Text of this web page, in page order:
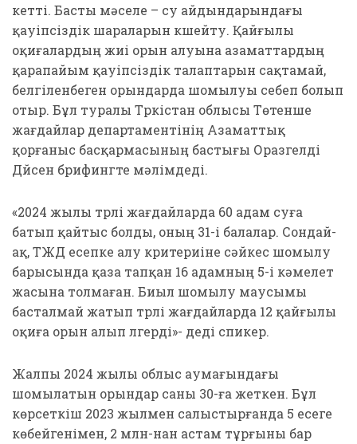
кетті. Басты мәселе – су айдындарындағы
қауіпсіздік шараларын күшейту. Қайғылы
оқиғалардың жиі орын алуына азаматтардың
қарапайым қауіпсіздік талаптарын сақтамай,
белгіленбеген орындарда шомылуы себеп болып
отыр. Бұл туралы Түркістан облысы Төтенше
жағдайлар департаментінің Азаматтық
қорғаныс басқармасының бастығы Оразгелді
Дүйсен брифингте мәлімдеді.
«2024 жылы түрлі жағдайларда 60 адам суға
батып қайтыс болды, оның 31-і балалар. Сондай-
ақ, ТЖД есепке алу критериіне сәйкес шомылу
барысында қаза тапқан 16 адамның 5-і кәмелет
жасына толмаған. Биыл шомылу маусымы
басталмай жатып түрлі жағдайларда 12 қайғылы
оқиға орын алып үлгерді»- деді спикер.
Жалпы 2024 жылы облыс аумағындағы
шомылатын орындар саны 30-ға жеткен. Бұл
көрсеткіш 2023 жылмен салыстырғанда 5 есеге
көбейгенімен, 2 млн-нан астам тұрғыны бар